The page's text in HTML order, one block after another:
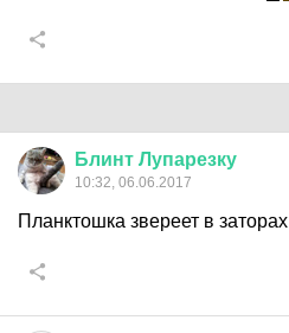
Блинт Лупарезку
10:32, 06.06.2017
Планктошка звереет в заторах